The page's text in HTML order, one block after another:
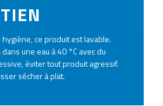
ce produit est lavable.
une eau à 40 °C avec du
éviter tout produit agressif.
sécher à plat.